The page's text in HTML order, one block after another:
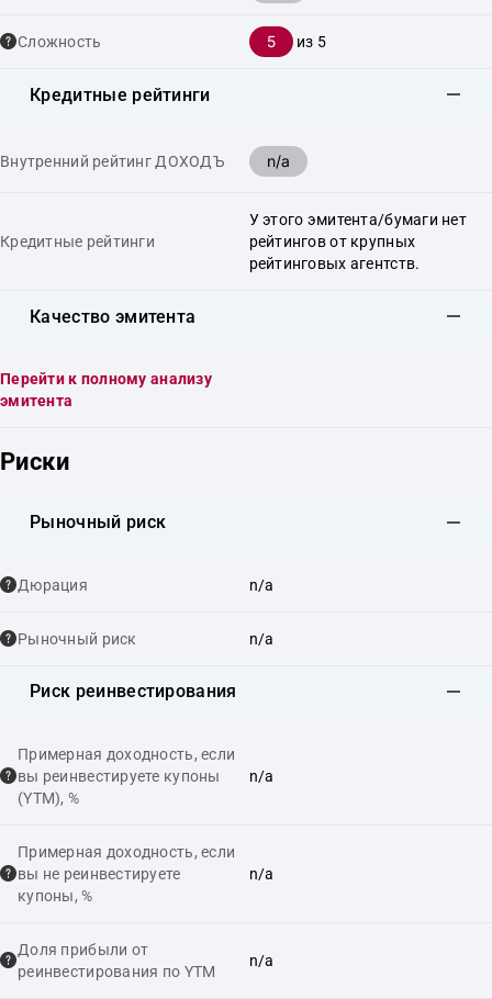
Сложность 5 из 5
Кредитные рейтинги
Внутренний рейтинг ДОХОДЪ n/a
Кредитные рейтинги
У этого эмитента/бумаги нет
рейтингов от крупных
рейтинговых агентств.
Качество эмитента
Перейти к полному анализу
эмитента
Риски
Рыночный риск
Дюрация n/a
Рыночный риск n/a
Риск реинвестирования
Примерная доходность, если
вы реинвестируете купоны
(YTM), %
n/a
Примерная доходность, если
вы не реинвестируете
купоны, %
n/a
Доля прибыли от
реинвестирования по YTM
n/a